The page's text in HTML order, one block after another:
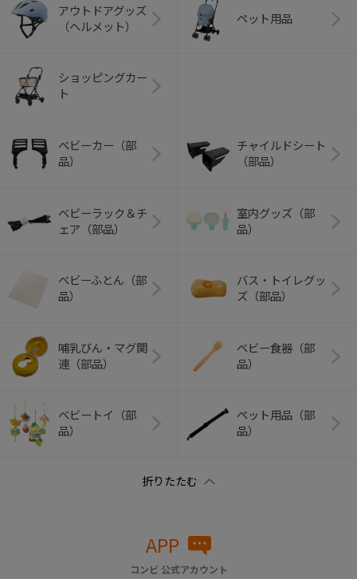
アウトドアグッズ
（ヘルメット）
ペット用品
ショッピングカー
ト
ベビーカー（部
品）
チャイルドシート
（部品）
ベビーラック＆チ
ェア（部品）
室内グッズ（部
品）
ベビーふとん（部
品）
バス・トイレグッ
ズ（部品）
哺乳びん・マグ関
連（部品）
ベビー食器（部
品）
ベビートイ（部
品）
ペット用品（部
品）
APP
コンビ 公式アカウント